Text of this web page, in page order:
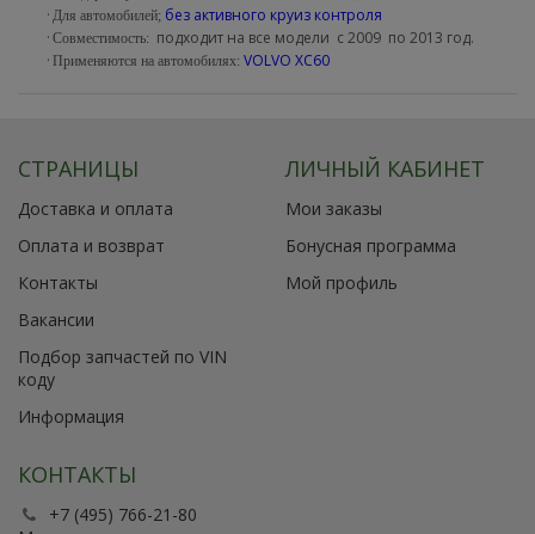
· Для автомобилей; без активного круиз контроля
· Совместимость: подходит на все модели с 2009 по 2013 год.
· Применяются на автомобилях: VOLVO XC60
СТРАНИЦЫ
Доставка и оплата
Оплата и возврат
Контакты
Вакансии
Подбор запчастей по VIN
коду
Информация
ЛИЧНЫЙ КАБИНЕТ
Мои заказы
Бонусная программа
Мой профиль
КОНТАКТЫ
+7 (495) 766-21-80